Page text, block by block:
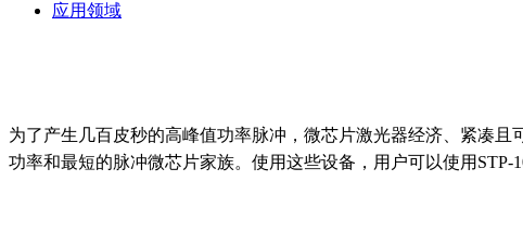
应用领域
为了产生几百皮秒的高峰值功率脉冲，微芯片激光器经济、紧凑
功率和最短的脉冲微芯片家族。使用这些设备，用户可以使用STP-